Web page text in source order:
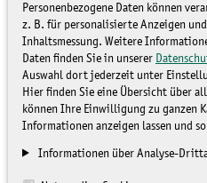
Personenbezogene Daten können
z. B. für personalisierte Anzeigen
Inhaltsmessung. Weitere
Daten finden Sie in unserer
Auswahl dort jederzeit unter
Hier finden Sie eine Übersicht über
können Ihre Einwilligung zu ganzen
Informationen anzeigen lassen und
Informationen über Analyse-
Lehrpfade
Lernen mit allen
Naturlehrpfade